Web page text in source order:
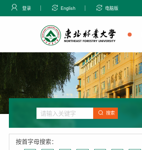
登录 English 电脑版
搜索
按首字母搜索：